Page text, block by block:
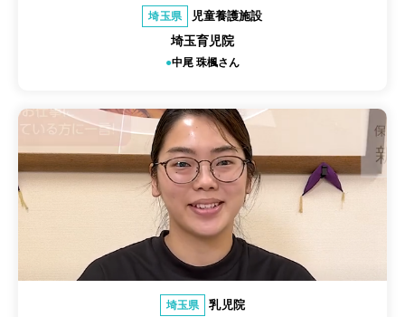
埼玉県 児童養護施設
埼玉育児院
中尾 珠楓さん
埼玉県 乳児院